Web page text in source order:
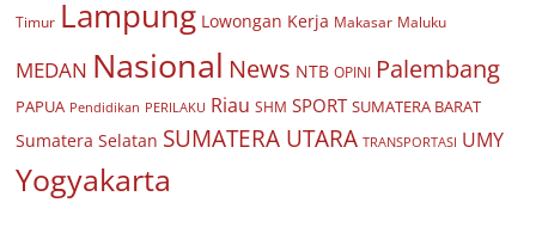
Timur Lampung Lowongan Kerja Makasar Maluku
MEDAN Nasional News NTB OPINI Palembang
PAPUA Pendidikan PERILAKU Riau SHM SPORT SUMATERA BARAT
Sumatera Selatan SUMATERA UTARA TRANSPORTASI UMY
Yogyakarta